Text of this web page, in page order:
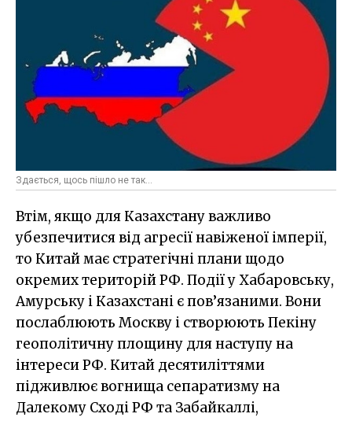
Здається, щось пішло не так...
Втім, якщо для Казахстану важливо
убезпечитися від агресії навіженої імперії,
то Китай має стратегічні плани щодо
окремих територій РФ. Події у Хабаровську,
Амурську і Казахстані є пов’язаними. Вони
послаблюють Москву і створюють Пекіну
геополітичну площину для наступу на
інтереси РФ. Китай десятиліттями
підживлює вогнища сепаратизму на
Далекому Сході РФ та Забайкаллі,